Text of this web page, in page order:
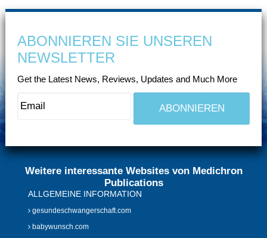
ABONNIEREN SIE UNSEREN
NEWSLETTER
Get the Latest News, Reviews, Updates and Much More
Weitere interessante Websites von Medichron
Publications
ALLGEMEINE INFORMATION
gesundeschwangerschaft.com
babywunsch.com